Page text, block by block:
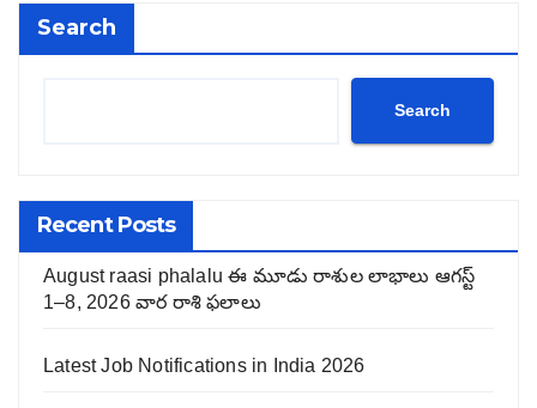
Search
Search
Recent Posts
August raasi phalalu ఈ మూడు రాశుల లాభాలు ఆగస్ట్
1–8, 2026 వార రాశి ఫలాలు
Latest Job Notifications in India 2026